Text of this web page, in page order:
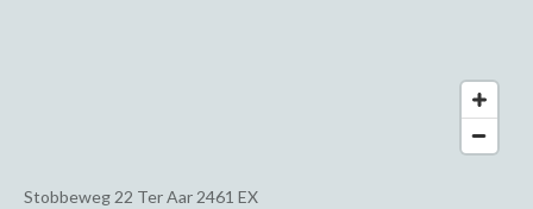
Stobbeweg 22 Ter Aar 2461 EX